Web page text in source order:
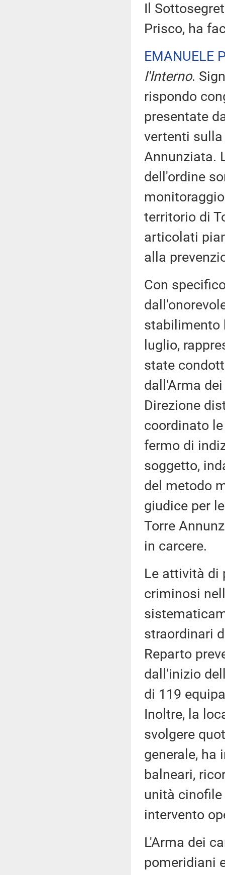
Il
Prisco, ha
EMANUELE
l'Interno.
rispondo
presentate
vertenti sulla
Annunziata.
dell'ordine
territorio di
articolati
alla
Con
stabilimento
luglio,
state
dall'Arma
Direzione
coordinato
fermo di
soggetto,
del metodo
giudice per
Torre
in carcere.
Le attività di
criminosi
straordinari
Reparto
dall'inizio
di 119
Inoltre, la
svolgere
generale,
balneari,
unità cinofile
intervento
L'Arma dei
pomeridiani